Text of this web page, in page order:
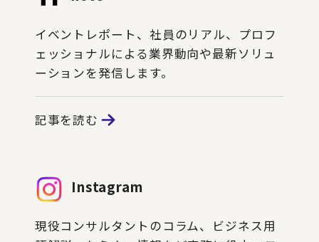
イベントレポート、社員のリアル、プロフ
ェッショナルによる業界動向や最新ソリュ
ーションを発信します。
記事を読む
Instagram
現役コンサルタントのコラム、ビジネス用